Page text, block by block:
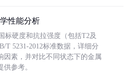
性能分析
标硬度和抗拉强度（包括T2及
T 5231-2012标准数据，详细分
因素，并对比不同状态下的金属
参考。